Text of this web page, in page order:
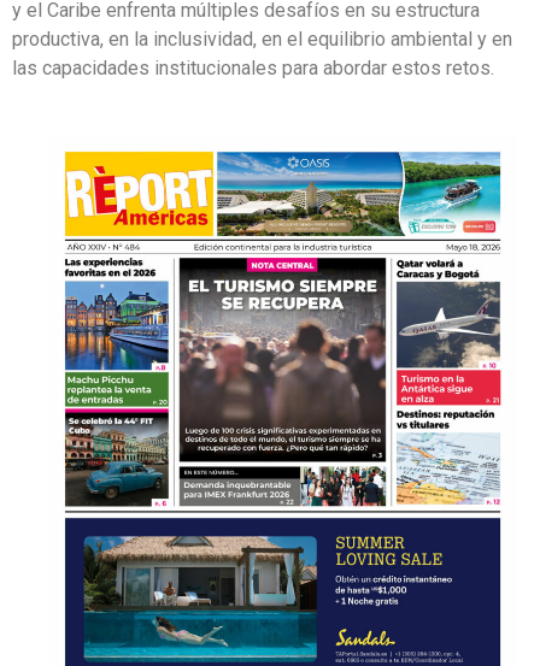
y el Caribe enfrenta múltiples desafíos en su estructura
productiva, en la inclusividad, en el equilibrio ambiental y en
las capacidades institucionales para abordar estos retos.